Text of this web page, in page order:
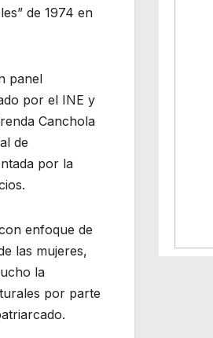
de 1974 en
panel
por el INE y
Canchola
de
por la
enfoque de
las mujeres,
la
por parte